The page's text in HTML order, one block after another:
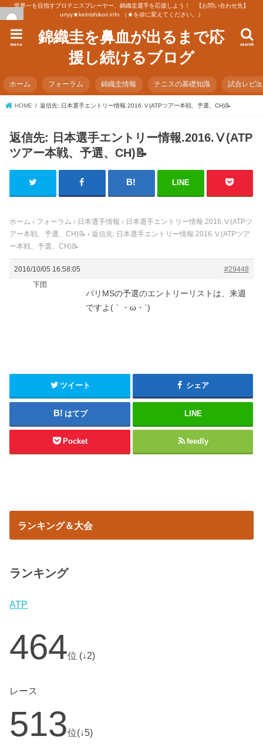
世界一を目指すプロテニスプレーヤー、錦織圭選手を応援しよう！ 【お問い合わせ先】
urryy★keinishikori.info （★を@に変えてください。）
錦織圭を鼻血が出るまで応
援し続けるブログ
search
menu
ホーム フォーラム 錦織圭情報 テニスの基礎知識 試合レビ
HOME 返信先: 日本選手エントリー情報.2016.Ⅴ(ATPツアー本戦、予選、CH)📝
返信先: 日本選手エントリー情報.2016.Ⅴ(ATP
ツアー本戦、予選、CH)📝
LINE
ホーム › フォーラム › 日本選手情報 › 日本選手エントリー情報.2016.Ⅴ(ATPツ
アー本戦、予選、CH)📝 › 返信先: 日本選手エントリー情報.2016.Ⅴ(ATPツア
ー本戦、予選、CH)📝
2016/10/05 16:58:05
#29448
下団
パリMSの予選のエントリーリストは、来週
ですよ(｀・ω・´)ゞ
ツイート シェア
はてブ LINE
Pocket feedly
ランキング＆大会
ランキング
ATP
464位 (↓2)
レース
513位(↓5)